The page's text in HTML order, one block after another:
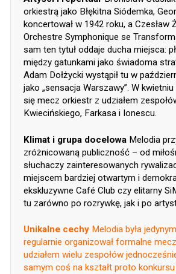
orkiestrą jako Błękitna Siódemka,
koncertował w 1942 roku, a Czesław
Orchestre Symphonique se
sam ten tytuł oddaje ducha miejsca:
między gatunkami jako świadoma
Adam Dołżycki wystąpił tu w
jako „sensacja Warszawy”. W
się mecz orkiestr z udziałem
Kwiecińskiego, Farkasa i Ionescu.
Klimat i grupa docelowa Melodia
zróżnicowaną publiczność – od
słuchaczy zainteresowanych
miejscem bardziej otwartym i
ekskluzywne Café Club czy elitarny
tu zarówno po rozrywkę, jak i po
Unikalne cechy Melodia była
regularnie organizował formalne
udziałem wielu zespołów
samym coś na kształt proto